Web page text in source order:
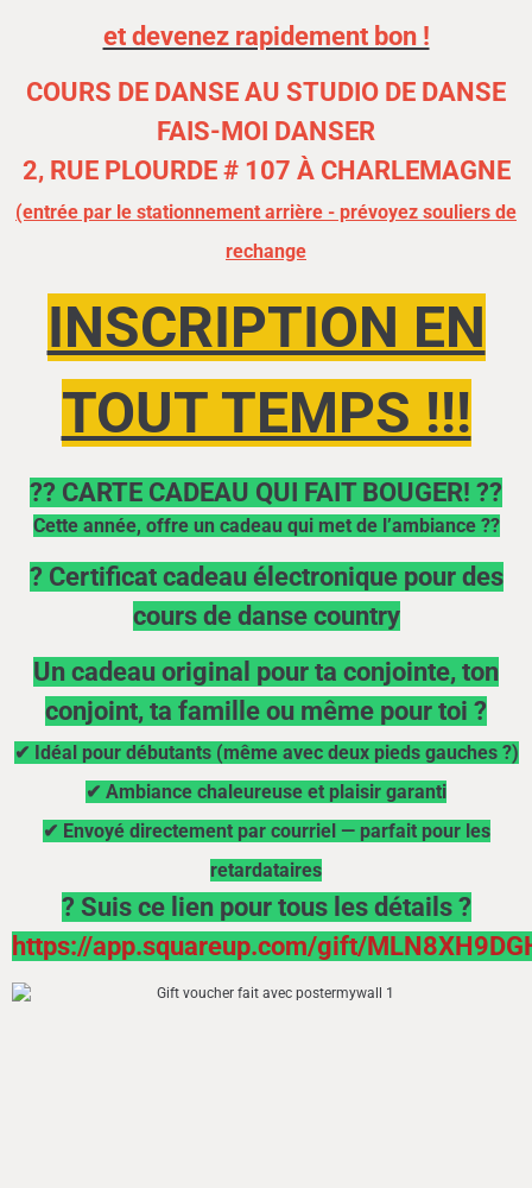
et devenez rapidement bon !
COURS DE DANSE AU STUDIO DE DANSE
FAIS-MOI DANSER
2, RUE PLOURDE # 107 À CHARLEMAGNE
(entrée par le stationnement arrière - prévoyez souliers de
rechange
INSCRIPTION EN
TOUT TEMPS !!!
?? CARTE CADEAU QUI FAIT BOUGER! ??
Cette année, offre un cadeau qui met de l’ambiance ??
? Certificat cadeau électronique pour des
cours de danse country
Un cadeau original pour ta conjointe, ton
conjoint, ta famille ou même pour toi ?
✔ Idéal pour débutants (même avec deux pieds gauches ?)
✔ Ambiance chaleureuse et plaisir garanti
✔ Envoyé directement par courriel — parfait pour les
retardataires
? Suis ce lien pour tous les détails ?
https://app.squareup.com/gift/